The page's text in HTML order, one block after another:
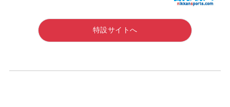
特設サイトへ